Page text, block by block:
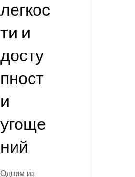
легкос
ти и
досту
пност
и
угоще
ний
Одним из